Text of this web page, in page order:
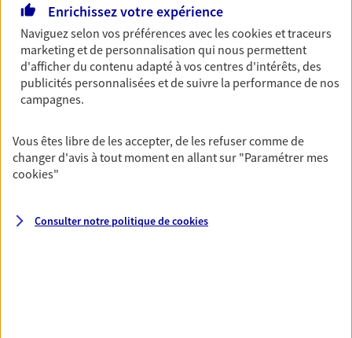
France
136 Rue Rene Boylesve, 37160 Descartes
Agence accessible
Horaires : Ouvert
de 09:00 à 12:30 puis de 14:00 à 18:00
Enrichissez votre expérience
Naviguez selon vos préférences avec lescookies et traceurs
marketing et de personnalisation qui nous permettent
d'afficher du contenu adapté à vos centres d'intérêts, des
publicités personnalisées et de suivre la performance de nos
campagnes.
Vous êtes libre de les accepter, de les refuser comme de
changer d'avis à tout moment en allant sur "Paramétrer mes
cookies"
Consulter notre politique decookies